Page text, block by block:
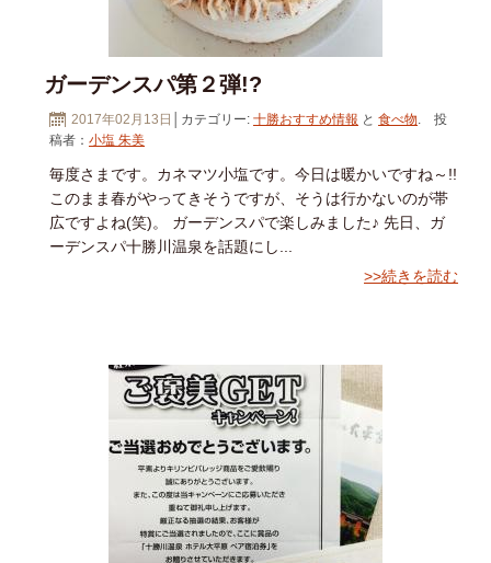
ガーデンスパ第２弾!?
2017年02月13日 │カテゴリー: 十勝おすすめ情報 と 食べ物. 投
稿者： 小塩 朱美
毎度さまです。カネマツ小塩です。今日は暖かいですね～!!
このまま春がやってきそうですが、そうは行かないのが帯
広ですよね(笑)。 ガーデンスパで楽しみました♪ 先日、ガ
ーデンスパ十勝川温泉を話題にし...
>>続きを読む